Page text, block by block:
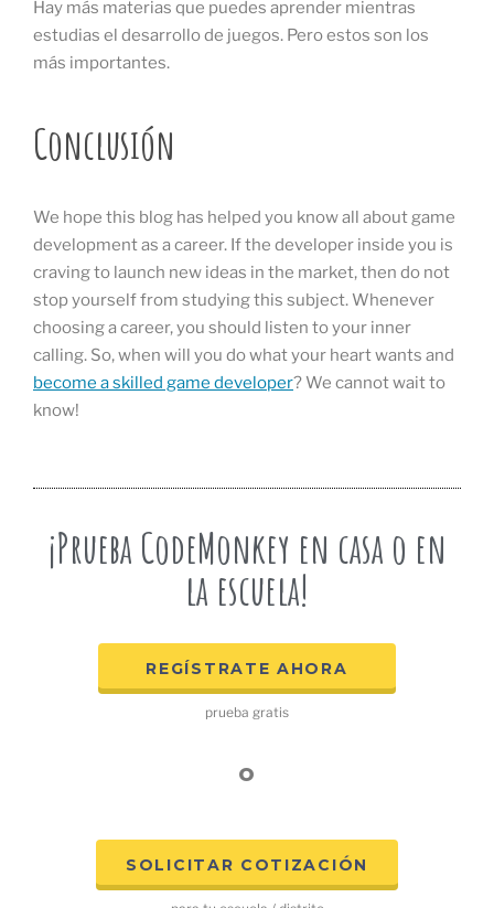
Hay más materias que puedes aprender mientras
estudias el desarrollo de juegos. Pero estos son los
más importantes.
Conclusión
We hope this blog has helped you know all about game
development as a career. If the developer inside you is
craving to launch new ideas in the market, then do not
stop yourself from studying this subject. Whenever
choosing a career, you should listen to your inner
calling. So, when will you do what your heart wants and
become a skilled game developer? We cannot wait to
know!
¡Prueba CodeMonkey en casa o en
la escuela!
REGÍSTRATE AHORA
prueba gratis
o
SOLICITAR COTIZACIÓN